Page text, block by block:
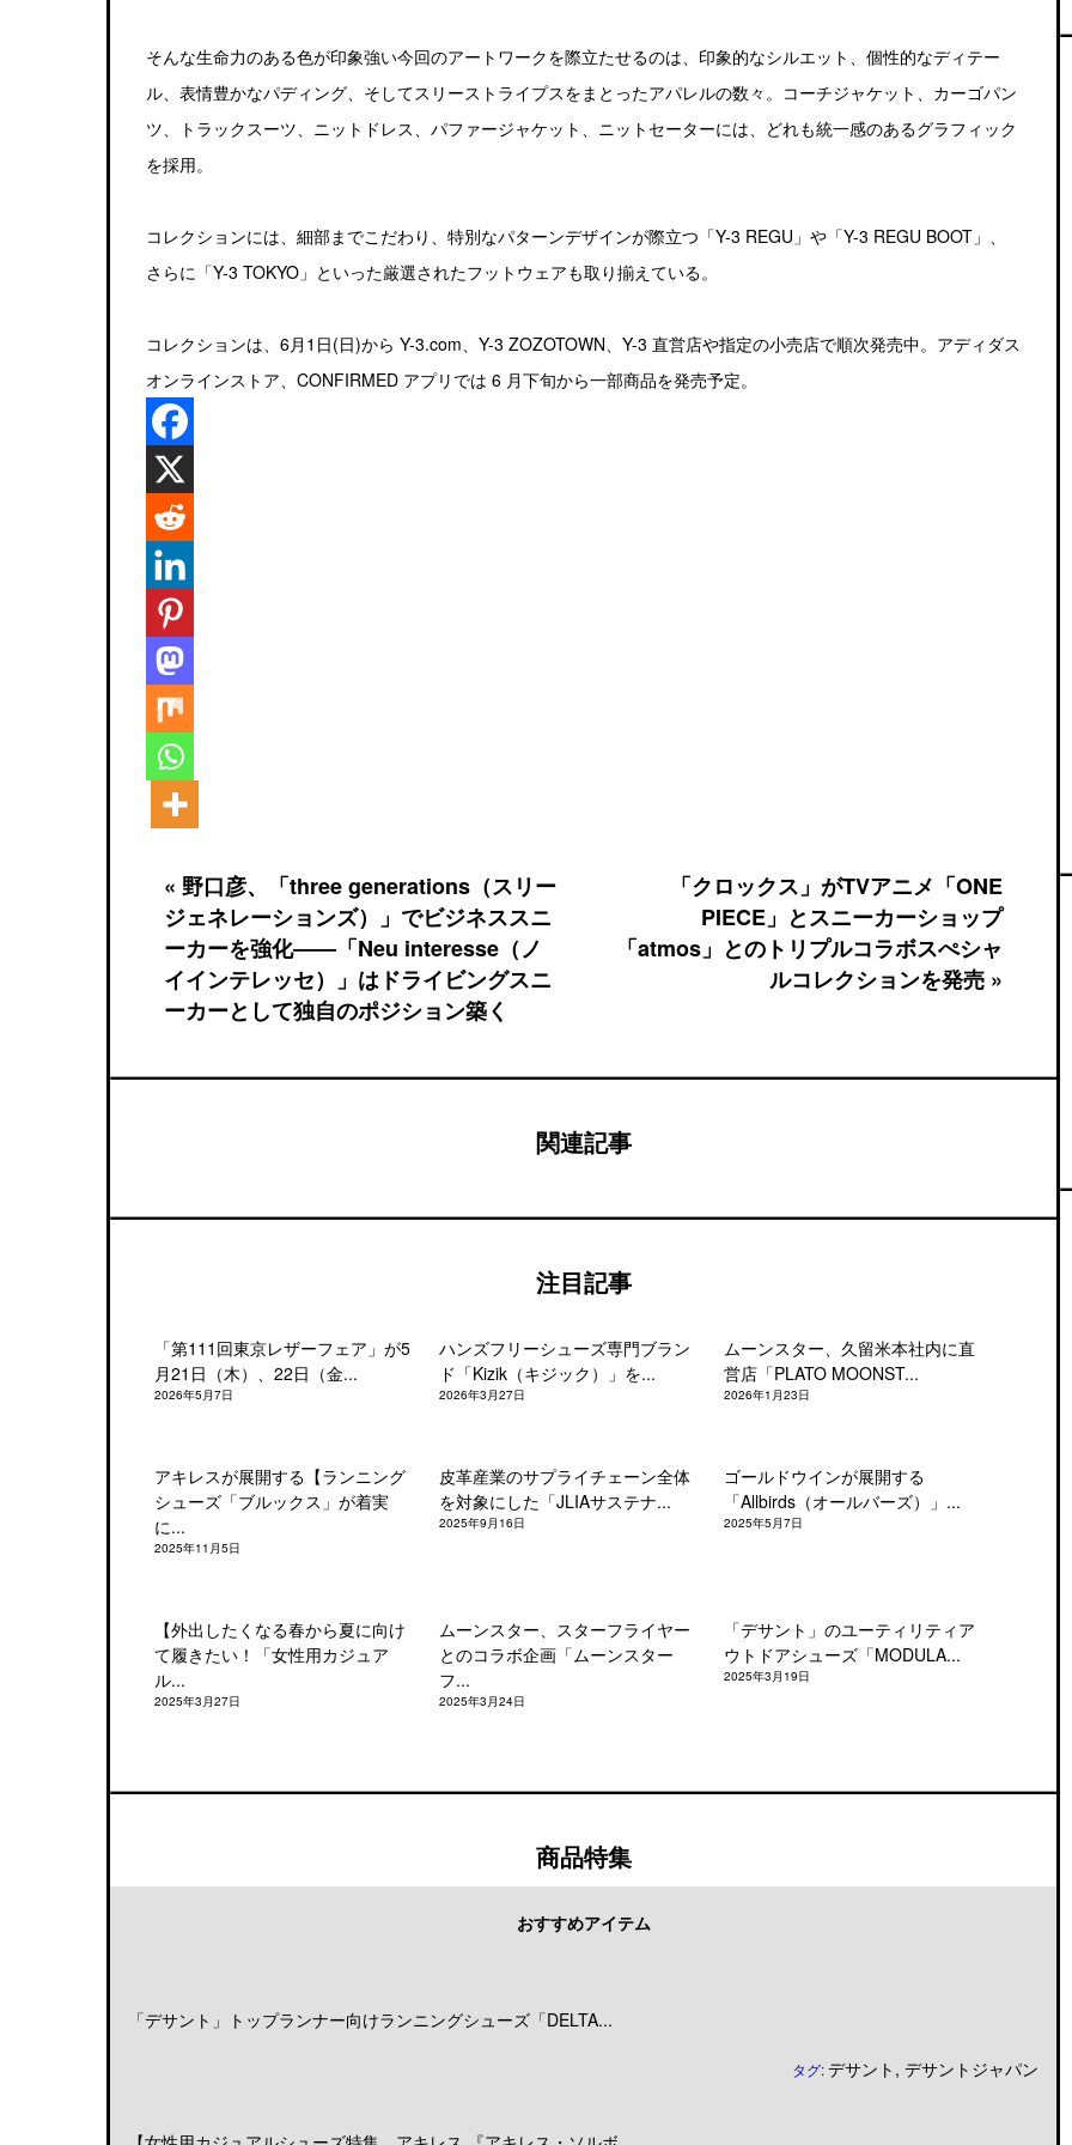
そんな生命力のある色が印象強い今回のアートワークを際立たせるのは、印象的なシルエット、個性的なディテー
ル、表情豊かなパディング、そしてスリーストライプスをまとったアパレルの数々。コーチジャケット、カーゴパン
ツ、トラックスーツ、ニットドレス、パファージャケット、ニットセーターには、どれも統一感のあるグラフィック
を採用。
コレクションには、細部までこだわり、特別なパターンデザインが際立つ「Y-3 REGU」や「Y-3 REGU BOOT」、
さらに「Y-3 TOKYO」といった厳選されたフットウェアも取り揃えている。
コレクションは、6月1日(日)から Y-3.com、Y-3 ZOZOTOWN、Y-3 直営店や指定の小売店で順次発売中。アディダス
オンラインストア、CONFIRMED アプリでは 6 月下旬から一部商品を発売予定。
« 野口彦、「three generations（スリー
ジェネレーションズ）」でビジネススニ
ーカーを強化――「Neu interesse（ノ
イインテレッセ）」はドライビングスニ
ーカーとして独自のポジション築く
「クロックス」がTVアニメ「ONE
PIECE」とスニーカーショップ
「atmos」とのトリプルコラボスぺシャ
ルコレクションを発売 »
関連記事
注目記事
「第111回東京レザーフェア」が5
月21日（木）、22日（金...
2026年5月7日
ハンズフリーシューズ専門ブラン
ド「Kizik（キジック）」を...
2026年3月27日
ムーンスター、久留米本社内に直
営店「PLATO MOONST...
2026年1月23日
アキレスが展開する【ランニング
シューズ「ブルックス」が着実
に...
2025年11月5日
皮革産業のサプライチェーン全体
を対象にした「JLIAサステナ...
2025年9月16日
ゴールドウインが展開する
「Allbirds（オールバーズ）」...
2025年5月7日
【外出したくなる春から夏に向け
て履きたい！「女性用カジュア
ル...
2025年3月27日
ムーンスター、スターフライヤー
とのコラボ企画「ムーンスター
フ...
2025年3月24日
「デサント」のユーティリティア
ウトドアシューズ「MODULA...
2025年3月19日
商品特集
おすすめアイテム
「デサント」トップランナー向けランニングシューズ「DELTA...
タグ:デサント , デサントジャパン